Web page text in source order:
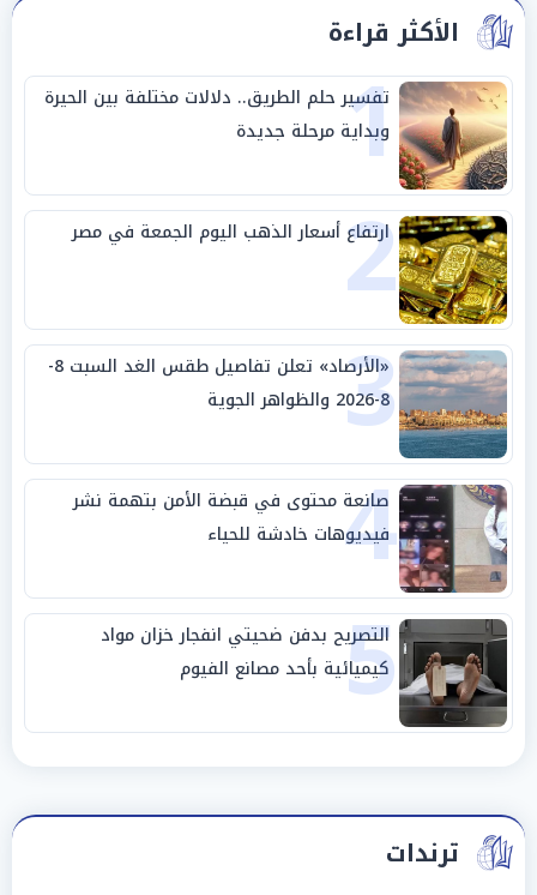
الأكثر قراءة
1
تفسير حلم الطريق.. دلالات مختلفة بين الحيرة
وبداية مرحلة جديدة
2
ارتفاع أسعار الذهب اليوم الجمعة في مصر
3
«الأرصاد» تعلن تفاصيل طقس الغد السبت 8-
8-2026 والظواهر الجوية
4
صانعة محتوى في قبضة الأمن بتهمة نشر
فيديوهات خادشة للحياء
5
التصريح بدفن ضحيتي انفجار خزان مواد
كيميائية بأحد مصانع الفيوم
ترندات